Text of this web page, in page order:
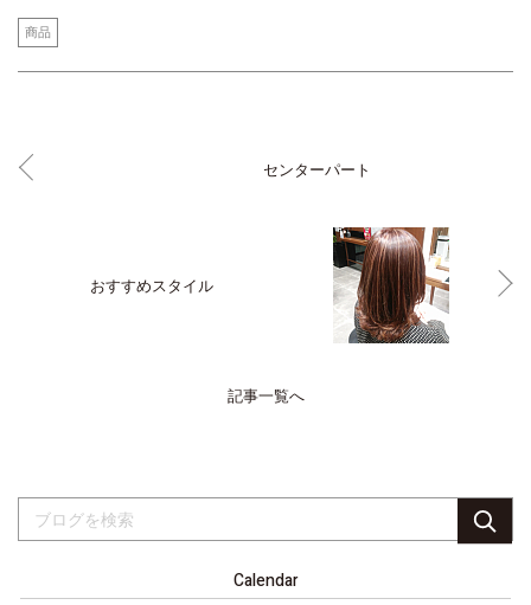
商品
センターパート
おすすめスタイル
記事一覧へ
Calendar